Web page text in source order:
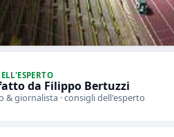
da Filippo Bertuzzi
& giornalista · consigli dell'esperto